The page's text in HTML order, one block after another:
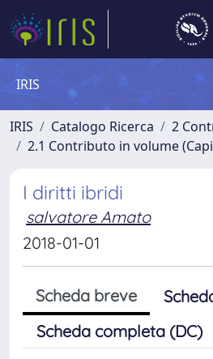
IRIS
IRIS Catalogo Ricerca
2
2.1 Contributo in volume
I diritti ibridi
salvatore Amato
2018-01-01
Scheda breve
Scheda completa (DC)